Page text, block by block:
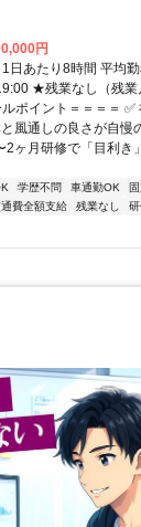
円
日あたり8時間 平均
★残業なし（残業
ポイント＝＝＝＝
風通しの良さが自慢
2ヶ月研修で「目利き
学歴不問 車通勤OK
費全額支給 残業なし 研